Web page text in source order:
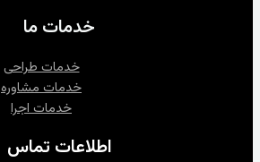
خدمات ما
خدمات طراحی
خدمات مشاوره‌
خدمات اجرا
اطلاعات تماس